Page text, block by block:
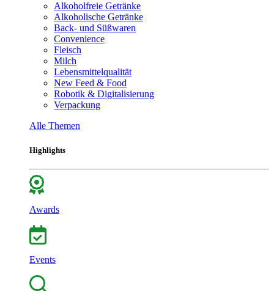
Alkoholfreie Getränke
Alkoholische Getränke
Back- und Süßwaren
Convenience
Fleisch
Milch
Lebensmittelqualität
New Feed & Food
Robotik & Digitalisierung
Verpackung
Alle Themen
Highlights
Awards
Events